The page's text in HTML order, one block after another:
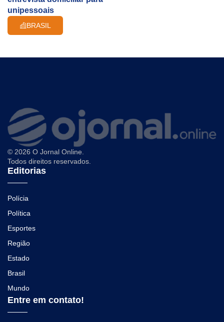
unipessoais
BRASIL
© 2026 O Jornal Online.
Todos direitos reservados.
Editorias
Polícia
Política
Esportes
Região
Estado
Brasil
Mundo
Entre em contato!